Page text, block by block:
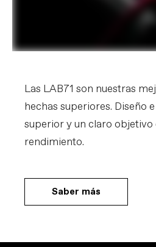
Las LAB71 son nuestras
hechas superiores. Diseño
superior y un claro objetivo
rendimiento.
Saber más